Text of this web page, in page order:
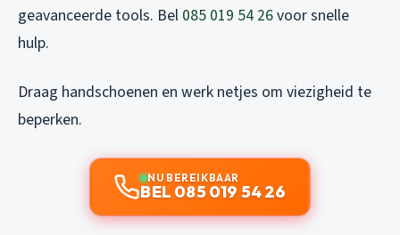
geavanceerde tools. Bel 085 019 54 26voor snelle
hulp.
Draag handschoenen en werk netjes om viezigheid te
beperken.
NU BEREIKBAAR
BEL 085 019 54 26